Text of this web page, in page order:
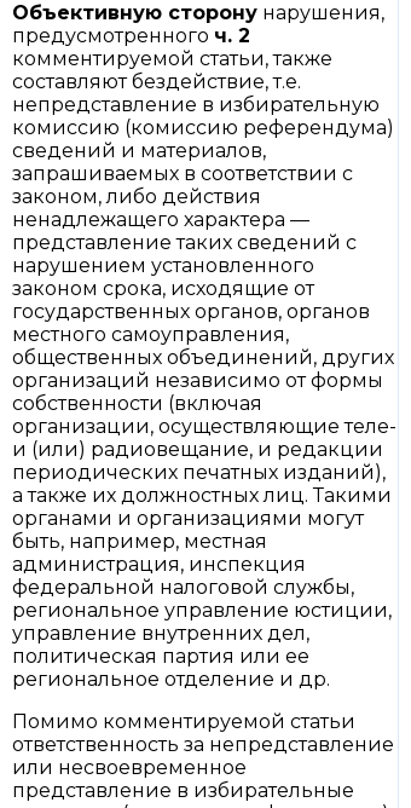
Объективную сторону нарушения,
предусмотренного ч. 2
комментируемой статьи, также
составляют бездействие, т.е.
непредставление в избирательную
комиссию (комиссию референдума)
сведений и материалов,
запрашиваемых в соответствии с
законом, либо действия
ненадлежащего характера —
представление таких сведений с
нарушением установленного
законом срока, исходящие от
государственных органов, органов
местного самоуправления,
общественных объединений, других
организаций независимо от формы
собственности (включая
организации, осуществляющие теле-
и (или) радиовещание, и редакции
периодических печатных изданий),
а также их должностных лиц. Такими
органами и организациями могут
быть, например, местная
администрация, инспекция
федеральной налоговой службы,
региональное управление юстиции,
управление внутренних дел,
политическая партия или ее
региональное отделение и др.
Помимо комментируемой статьи
ответственность за непредставление
или несвоевременное
представление в избирательные